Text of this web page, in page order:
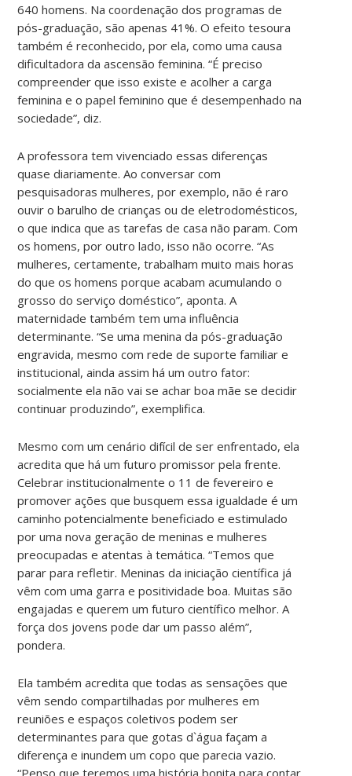
640 homens. Na coordenação dos programas de
pós-graduação, são apenas 41%. O efeito tesoura
também é reconhecido, por ela, como uma causa
dificultadora da ascensão feminina. “É preciso
compreender que isso existe e acolher a carga
feminina e o papel feminino que é desempenhado na
sociedade”, diz.
A professora tem vivenciado essas diferenças
quase diariamente. Ao conversar com
pesquisadoras mulheres, por exemplo, não é raro
ouvir o barulho de crianças ou de eletrodomésticos,
o que indica que as tarefas de casa não param. Com
os homens, por outro lado, isso não ocorre. “As
mulheres, certamente, trabalham muito mais horas
do que os homens porque acabam acumulando o
grosso do serviço doméstico”, aponta. A
maternidade também tem uma influência
determinante. “Se uma menina da pós-graduação
engravida, mesmo com rede de suporte familiar e
institucional, ainda assim há um outro fator:
socialmente ela não vai se achar boa mãe se decidir
continuar produzindo”, exemplifica.
Mesmo com um cenário difícil de ser enfrentado, ela
acredita que há um futuro promissor pela frente.
Celebrar institucionalmente o 11 de fevereiro e
promover ações que busquem essa igualdade é um
caminho potencialmente beneficiado e estimulado
por uma nova geração de meninas e mulheres
preocupadas e atentas à temática. “Temos que
parar para refletir. Meninas da iniciação científica já
vêm com uma garra e positividade boa. Muitas são
engajadas e querem um futuro científico melhor. A
força dos jovens pode dar um passo além”,
pondera.
Ela também acredita que todas as sensações que
vêm sendo compartilhadas por mulheres em
reuniões e espaços coletivos podem ser
determinantes para que gotas d`água façam a
diferença e inundem um copo que parecia vazio.
“Penso que teremos uma história bonita para contar